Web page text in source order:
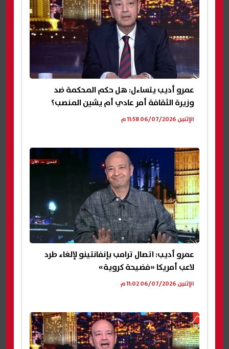
عمرو أديب يتساءل: هل حكم المحكمة ضد
وزيرة الثقافة أمر عادي أم يشين المنصب؟
الإثنين 06/07/2026 11:58 م
عمرو أديب: اتصال ترامب بإنفانتينو لإلغاء طرد
لاعب أمريكا «فضيحة كروية»
الإثنين 06/07/2026 11:02 م